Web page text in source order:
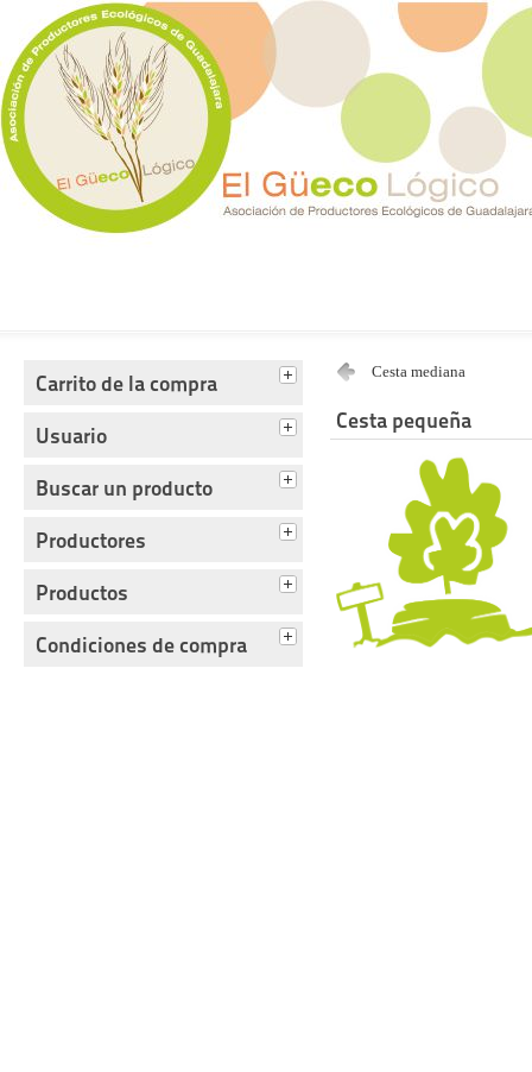
Carrito de la compra
Usuario
Buscar un producto
Productores
Productos
Condiciones de compra
Cesta mediana
Cesta pequeña